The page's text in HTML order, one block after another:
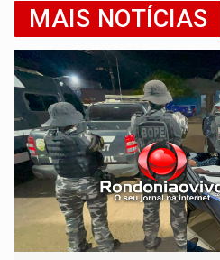
MAIS NOTÍCIAS